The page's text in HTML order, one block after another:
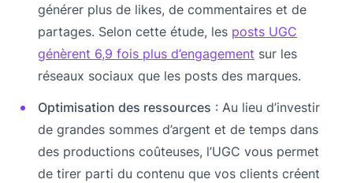
générer plus de likes, de commentaires et de
partages. Selon cette étude, les posts UGC
génèrent 6,9 fois plus d’engagement sur les
réseaux sociaux que les posts des marques.
Optimisation des ressources : Au lieu d’investir
de grandes sommes d’argent et de temps dans
des productions coûteuses, l’UGC vous permet
de tirer parti du contenu que vos clients créent